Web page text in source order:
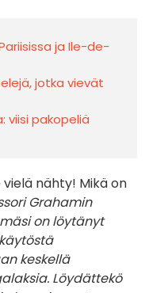
ja Ile-de-
jotka vievät
viisi pakopeliä
vielä nähty! Mikä on
Grahamin
on löytänyt
keskellä
Löydättekö